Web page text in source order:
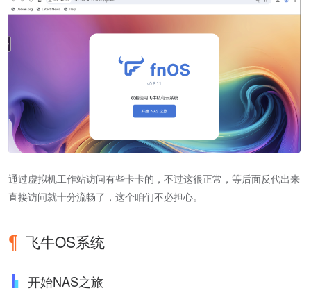
通过虚拟机工作站访问有些卡卡的，不过这很正常，等后面反代出来
直接访问就十分流畅了，这个咱们不必担心。
飞牛OS系统
开始NAS之旅